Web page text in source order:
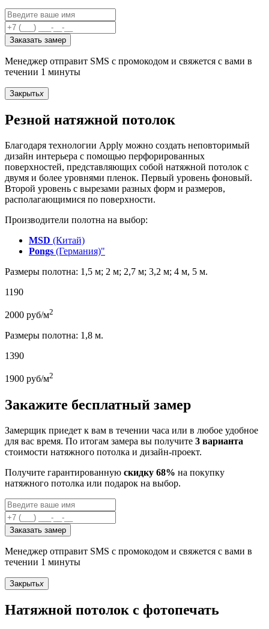
Заказать замер
Менеджер отправит SMS с промокодом и свяжется с вами в
течении 1 минуты
Закрытьx
Резной натяжной потолок
Благодаря технологии Apply можно создать неповторимый
дизайн интерьера с помощью перфорированных
поверхностей, представляющих собой натяжной потолок с
двумя и более уровнями пленок. Первый уровень фоновый.
Второй уровень с вырезами разных форм и размеров,
располагающимися по поверхности.
Производители полотна на выбор:
MSD (Китай)
Pongs (Германия)"
Размеры полотна: 1,5 м; 2 м; 2,7 м; 3,2 м; 4 м, 5 м.
1190
2000 руб/м2
Размеры полотна: 1,8 м.
1390
1900 руб/м2
Закажите бесплатный замер
Замерщик приедет к вам в течении часа или в любое удобное
для вас время. По итогам замера вы получите 3 варианта
стоимости натяжного потолка и дизайн-проект.
Получите гарантированную скидку 68% на покупку
натяжного потолка или подарок на выбор.
Заказать замер
Менеджер отправит SMS с промокодом и свяжется с вами в
течении 1 минуты
Закрытьx
Натяжной потолок с фотопечать